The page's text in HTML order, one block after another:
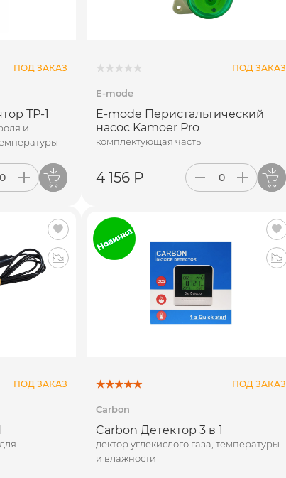
ПОД ЗАКАЗ
ТР-1
и
ПОД ЗАКАЗ
E-mode
E-mode Перистальтический
насос Kamoer Pro
комплектующая часть
4 156 Р
ПОД ЗАКАЗ ПОД ЗАКАЗ
Carbon
Carbon Детектор 3 в 1
дектор углекислого газа, температуры
и влажности